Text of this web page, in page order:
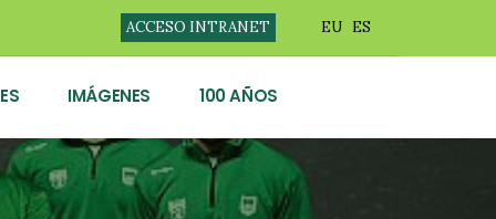
ACCESO INTRANET EU ES
IMÁGENES 100 AÑOS